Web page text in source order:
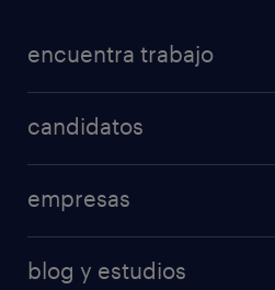
encuentra trabajo
candidatos
empresas
blog y estudios